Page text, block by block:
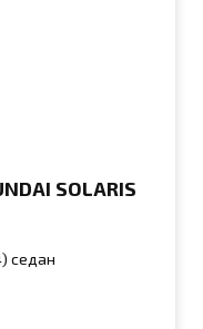
SOLARIS
седан